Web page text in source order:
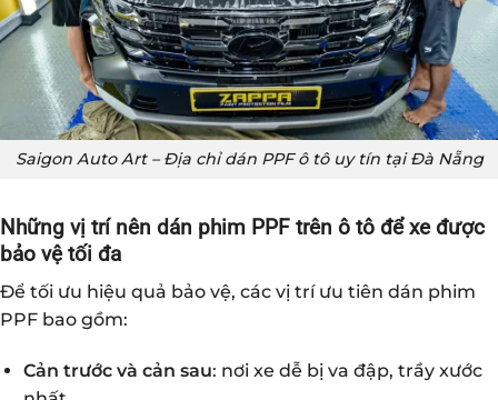
Saigon Auto Art – Địa chỉ dán PPF ô tô uy tín tại Đà Nẵng
Những vị trí nên dán phim PPF trên ô tô để xe được
bảo vệ tối đa
Để tối ưu hiệu quả bảo vệ, các vị trí ưu tiên dán phim
PPF bao gồm:
Cản trước và cản sau: nơi xe dễ bị va đập, trầy xước